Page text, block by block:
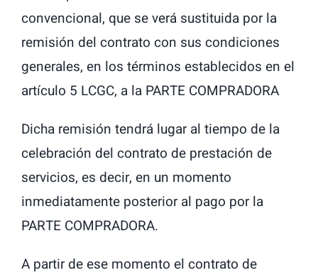
convencional, que se verá sustituida por la
remisión del contrato con sus condiciones
generales, en los términos establecidos en el
artículo 5 LCGC, a la PARTE COMPRADORA
Dicha remisión tendrá lugar al tiempo de la
celebración del contrato de prestación de
servicios, es decir, en un momento
inmediatamente posterior al pago por la
PARTE COMPRADORA.
A partir de ese momento el contrato de